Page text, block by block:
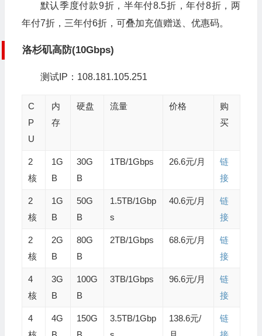
默认季度付款9折，半年付8.5折，年付8折，两
年付7折，三年付6折，可叠加充值赠送、优惠码。
洛杉矶高防(10Gbps)
测试IP：108.181.105.251
C
P
U
内
存
硬盘 流量 价格
购
买
2
核
1G
B
30G
B
1TB/1Gbps 26.6元/月
链
接
2
核
1G
B
50G
B
1.5TB/1Gbp
s
40.6元/月
链
接
2
核
2G
B
80G
B
2TB/1Gbps 68.6元/月
链
接
4
核
3G
B
100G
B
3TB/1Gbps 96.6元/月
链
接
4
4G
150G
3.5TB/1Gbp
138.6元/
链